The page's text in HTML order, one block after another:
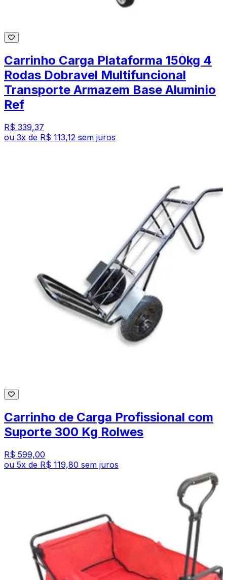
Carrinho Carga Plataforma 150kg 4
Rodas Dobravel Multifuncional
Transporte Armazem Base Aluminio
Ref
R$ 339,37
ou 3x de R$ 113,12 sem juros
Carrinho de Carga Profissional com
Suporte 300 Kg Rolwes
R$ 599,00
ou 5x de R$ 119,80 sem juros